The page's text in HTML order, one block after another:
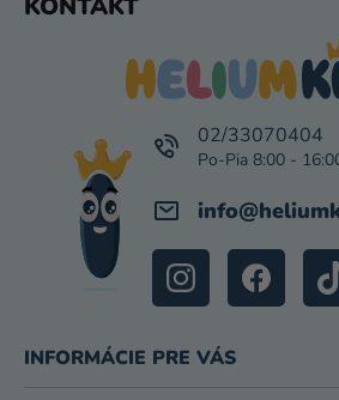
info@
02/33070404
INFORMÁCIE PRE VÁS